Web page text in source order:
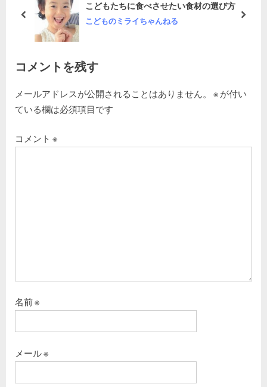
ョ
ン
s
t
:
s
t
こどもたちに食べさせたい食材の選び方
こどものミライちゃんねる
prev next
コメントを残す
メールアドレスが公開されることはありません。 ※ が付い
ている欄は必須項目です
コメント ※
名前※
メール※